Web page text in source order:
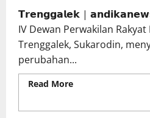
𝗧𝗿𝗲𝗻𝗴𝗴𝗮𝗹𝗲𝗸 |
IV Dewan Perwakilan
Trenggalek, Sukarodin,
perubahan...
Read More